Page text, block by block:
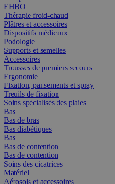
EHBO
Thérapie froid-chaud
Plâtres et accessoires
Dispositifs médicaux
Podologie
Supports et semelles
Accessoires
Trousses de premiers secours
Ergonomie
Fixation, pansements et spray
Treuils de fixation
Soins spécialisés des plaies
Bas
Bas de bras
Bas diabétiques
Bas
Bas de contention
Bas de contention
Soins des cicatrices
Matériel
Aérosols et accessoires